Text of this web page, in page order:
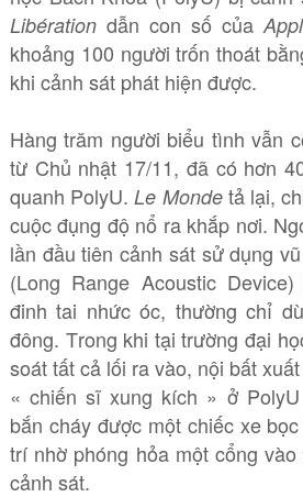
Libérationdẫn con số của
khoảng 100 người trốn thoát
khi cảnh sát phát hiện được.
Hàng trăm người biểu tình vẫn
từ Chủ nhật 17/11, đã có hơn
quanh PolyU.Le Mondetả lại,
cuộc đụng độ nổ ra khắp nơi.
lần đầu tiên cảnh sát sử dụng
(Long Range Acoustic
đinh tai nhức óc, thường chỉ
đông. Trong khi tại trường đại
soát tất cả lối ra vào, nội bất
« chiến sĩ xung kích » ở
bắn cháy được một chiếc xe
trí nhờ phóng hỏa một cổng
cảnh sát.